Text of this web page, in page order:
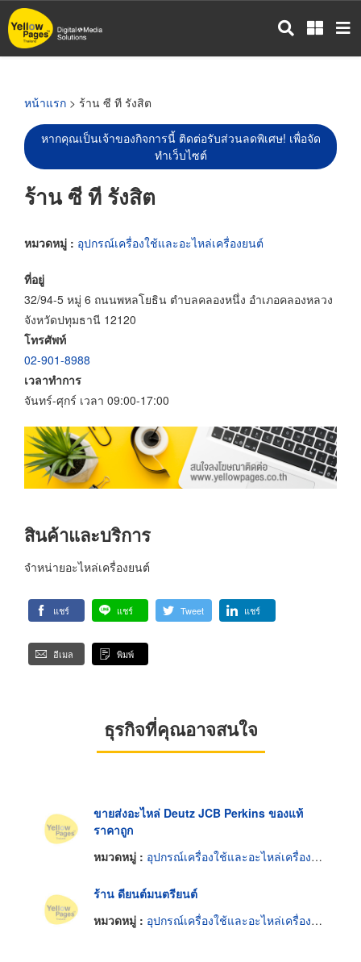
ข้าม
ไป
หน้าแรก > ร้าน ซี ที รังสิต
หากคุณเป็นเจ้าของกิจการนี้ ติดต่อรับส่วนลดพิเศษ! เพื่อจัด
ทำเว็บไซต์
ร้าน ซี ที รังสิต
หมวดหมู่ : อุปกรณ์เครื่องใช้และอะไหล่เครื่องยนต์
ที่อยู่
32/94-5 หมู่ 6 ถนนพหลโยธิน ตำบลคลองหนึ่ง อำเภอคลองหลวง
จังหวัดปทุมธานี 12120
โทรศัพท์
02-901-8988
เวลาทำการ
จันทร์-ศุกร์ เวลา 09:00-17:00
สินค้าและบริการ
จำหน่ายอะไหล่เครื่องยนต์
แชร์ แชร์ Tweet แชร์
อีเมล พิมพ์
ธุรกิจที่คุณอาจสนใจ
ขายส่งอะไหล่ Deutz JCB Perkins ของแท้
ราคาถูก
หมวดหมู่ : อุปกรณ์เครื่องใช้และอะไหล่เครื่องยนต์
ร้าน ดียนต์มนตรียนต์
หมวดหมู่ : อุปกรณ์เครื่องใช้และอะไหล่เครื่องยนต์